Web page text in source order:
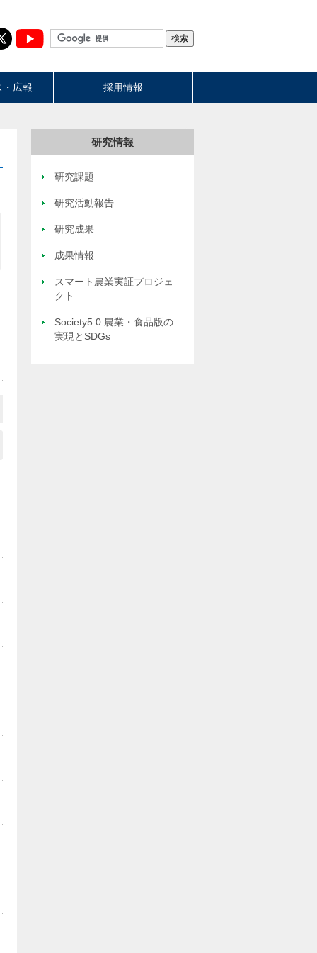
広報 採用情報
研究情報
研究課題
研究活動報告
研究成果
成果情報
スマート農業実証プロジェ
クト
Society5.0 農業・食品版の
実現とSDGs